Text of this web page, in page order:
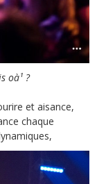
oà¹ ?
et aisance,
chaque